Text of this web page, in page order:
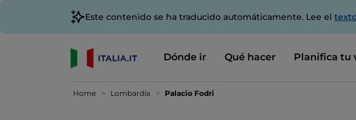
Este contenido se ha traducido automáticamente. Lee el
Dónde ir Qué hacer Planifica tu
Home Lombardía Palacio Fodri